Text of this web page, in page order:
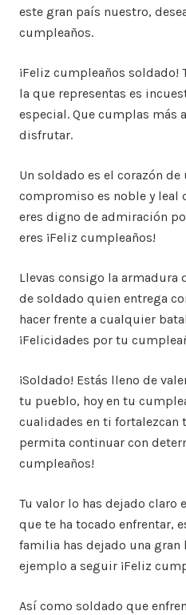
este gran país nuestro,
cumpleaños.
¡Feliz cumpleaños soldado!
la que representas es
especial. Que cumplas más
disfrutar.
Un soldado es el corazón de
compromiso es noble y leal
eres digno de admiración
eres ¡Feliz cumpleaños!
Llevas consigo la armadura
de soldado quien entrega
hacer frente a cualquier
¡Felicidades por tu
¡Soldado! Estás lleno de
tu pueblo, hoy en tu
cualidades en ti fortalezcan
permita continuar con
cumpleaños!
Tu valor lo has dejado claro
que te ha tocado enfrentar,
familia has dejado una gran
ejemplo a seguir ¡Feliz
Así como soldado que